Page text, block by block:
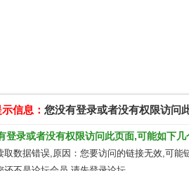
信息： 您没有登录或者没有权限访问
登录或者没有权限访问此页面,可能如下几
数据错误,原因：您要访问的链接无效,可能